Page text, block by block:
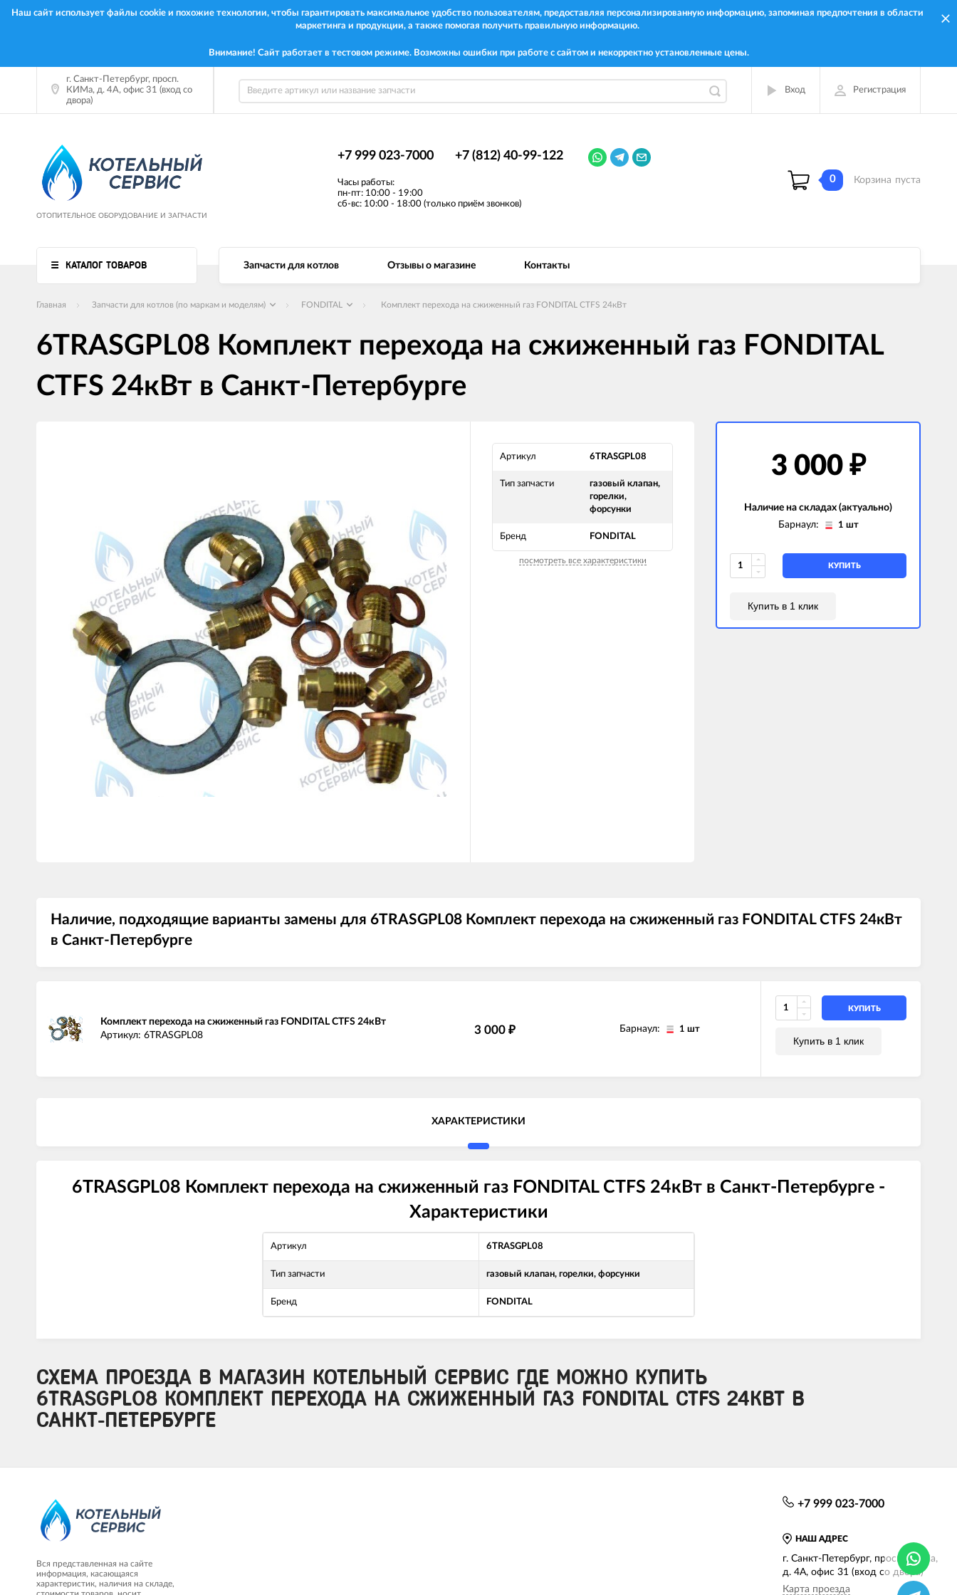
Наш сайт использует файлы cookie и похожие технологии, чтобы гарантировать максимальное удобство пользователям, предоставляя персонализированную информацию, запоминая предпочтения в области
маркетинга и продукции, а также помогая получить правильную информацию.
Внимание! Сайт работает в тестовом режиме. Возможны ошибки при работе с сайтом и некорректно установленные цены.
г. Санкт-Петербург, просп.
КИМа, д. 4А, офис 31 (вход со
двора)
Вход Регистрация
ОТОПИТЕЛЬНОЕ ОБОРУДОВАНИЕ И ЗАПЧАСТИ
+7 999 023-7000 +7 (812) 40-99-122
Часы работы:
пн-пт: 10:00 - 19:00
сб-вс: 10:00 - 18:00 (только приём звонков)
0 Корзина пуста
КАТАЛОГ ТОВАРОВ Запчасти для котлов Отзывы о магазине Контакты
Главная Запчасти для котлов (по маркам и моделям) FONDITAL Комплект перехода на сжиженный газ FONDITAL CTFS 24кВт
6TRASGPL08 Комплект перехода на сжиженный газ FONDITAL
CTFS 24кВт в Санкт-Петербурге
Артикул 6TRASGPL08
Тип запчасти
газовый клапан,
горелки,
форсунки
Бренд FONDITAL
посмотреть все характеристики
3 000 ₽
Наличие на складах (актуально)
Барнаул:
1 шт
КУПИТЬ
Купить в 1 клик
Наличие, подходящие варианты замены для 6TRASGPL08 Комплект перехода на сжиженный газ FONDITAL CTFS 24кВт
в Санкт-Петербурге
Комплект перехода на сжиженный газ FONDITAL CTFS 24кВт
Артикул: 6TRASGPL08
3 000 ₽ Барнаул: 1 шт
КУПИТЬ
Купить в 1 клик
ХАРАКТЕРИСТИКИ
6TRASGPL08 Комплект перехода на сжиженный газ FONDITAL CTFS 24кВт в Санкт-Петербурге -
Характеристики
Артикул 6TRASGPL08
Тип запчасти газовый клапан, горелки, форсунки
Бренд FONDITAL
СХЕМА ПРОЕЗДА В МАГАЗИН КОТЕЛЬНЫЙ СЕРВИС ГДЕ МОЖНО КУПИТЬ
6TRASGPL08 КОМПЛЕКТ ПЕРЕХОДА НА СЖИЖЕННЫЙ ГАЗ FONDITAL CTFS 24КВТ В
САНКТ-ПЕТЕРБУРГЕ
Вся представленная на сайте
информация, касающаяся
характеристик, наличия на складе,
НАШ АДРЕС
г. Санкт-Петербург, просп. КИМа,
д. 4А, офис 31 (вход со двора)
Карта проезда
+7 999 023-7000